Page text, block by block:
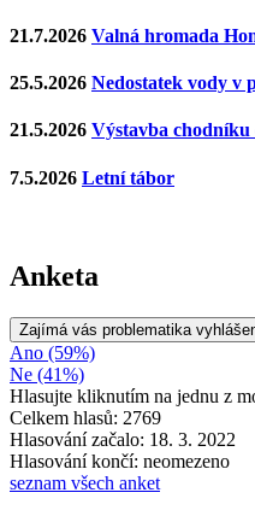
21.7.2026 Valná hromada
25.5.2026 Nedostatek vody v
21.5.2026 Výstavba chodníku
7.5.2026 Letní tábor
Anketa
Ano (59%)
Ne (41%)
Hlasujte kliknutím na jednu z
Celkem hlasů: 2769
Hlasování začalo: 18. 3. 2022
Hlasování končí: neomezeno
seznam všech anket